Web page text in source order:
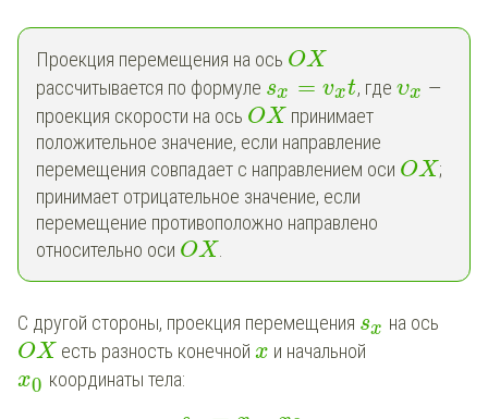
Проекция перемещения на ось OX
рассчитывается по формуле sx = vxt, где υx —
проекция скорости на ось OX принимает
положительное значение, если направление
перемещения совпадает с направлением оси OX;
принимает отрицательное значение, если
перемещение противоположно направлено
относительно оси OX
С другой стороны, проекция перемещения sx на ось
OX есть разность конечнойx и начальной
x0 координаты тела: